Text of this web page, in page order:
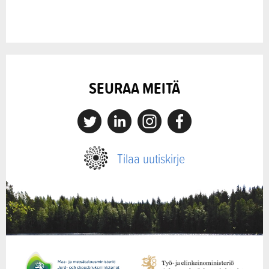
SEURAA MEITÄ
X LinkedinInstagramFacebook
Tilaa uutiskirje